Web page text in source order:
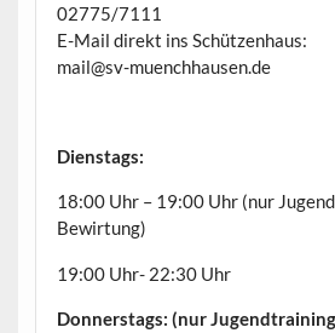
02775/7111
E-Mail direkt ins Schützenhaus:
mail@sv-muenchhausen.de
Dienstags:
18:00 Uhr – 19:00 Uhr (nur
Bewirtung)
19:00 Uhr- 22:30 Uhr
Donnerstags: (nur